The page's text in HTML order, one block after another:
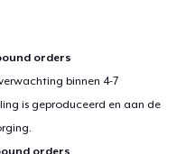
orders
binnen 4-7
is geproduceerd en aan de
orders